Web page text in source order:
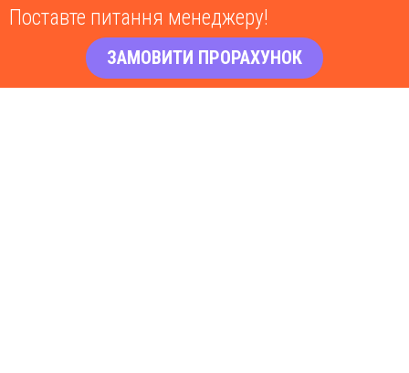
Поставте питання менеджеру!
ЗАМОВИТИ ПРОРАХУНОК